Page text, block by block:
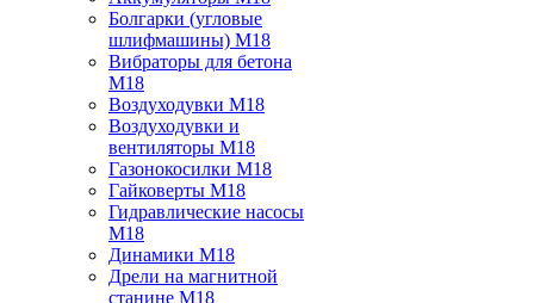
Болгарки (угловые
шлифмашины) M18
Вибраторы для бетона
M18
Воздуходувки M18
Воздуходувки и
вентиляторы M18
Газонокосилки M18
Гайковерты M18
Гидравлические насосы
M18
Динамики M18
Дрели на магнитной
станине M18